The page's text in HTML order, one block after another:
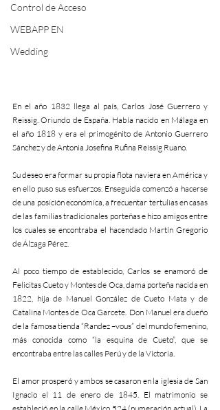
Control de Acceso
WEBAPP EN
Wedding
En el año 1832 llega al país, Carlos José Guerrero y
Reissig. Oriundo de España. Había nacido en Málaga en
el año 1818 y era el primogénito de Antonio Guerrero
Sánchez y de Antonia Josefina Rufina Reissig Ruano.
Su deseo era formar su propia flota naviera en América y
en ello puso sus esfuerzos. Enseguida comenzó a hacerse
de una posición económica, a frecuentar tertulias en casas
de las familias tradicionales porteñas e hizo amigos entre
los cuales se encontraba el hacendado Martín Gregorio
de Álzaga Pérez.
Al poco tiempo de establecido, Carlos se enamoró de
Felicitas Cueto y Montes de Oca, dama porteña nacida en
1822, hija de Manuel González de Cueto Mata y de
Catalina Montes de Oca Garcete.  Don Manuel era dueño
de la famosa tienda “Randez –vous” del mundo femenino,
más conocida como “la esquina de Cueto”, que se
encontraba entre las calles Perú y de la Victoria.
El amor prosperó y ambos se casaron en la iglesia de San
Ignacio el 11 de enero de 1845. El matrimonio se